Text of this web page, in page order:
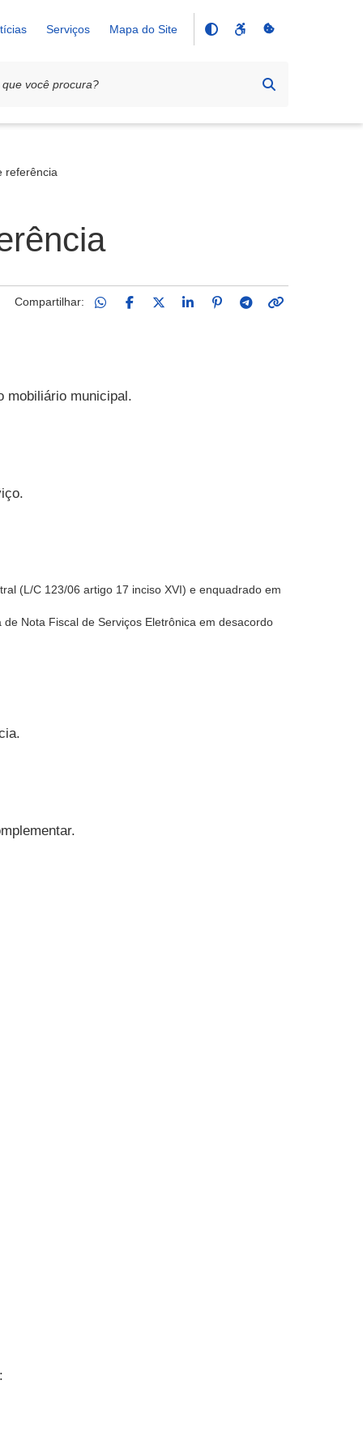
Serviços Mapa do Site
referência
Compartilhar:
mobiliário municipal.
(L/C 123/06 artigo 17 inciso XVI) e enquadrado em
Nota Fiscal de Serviços Eletrônica em desacordo